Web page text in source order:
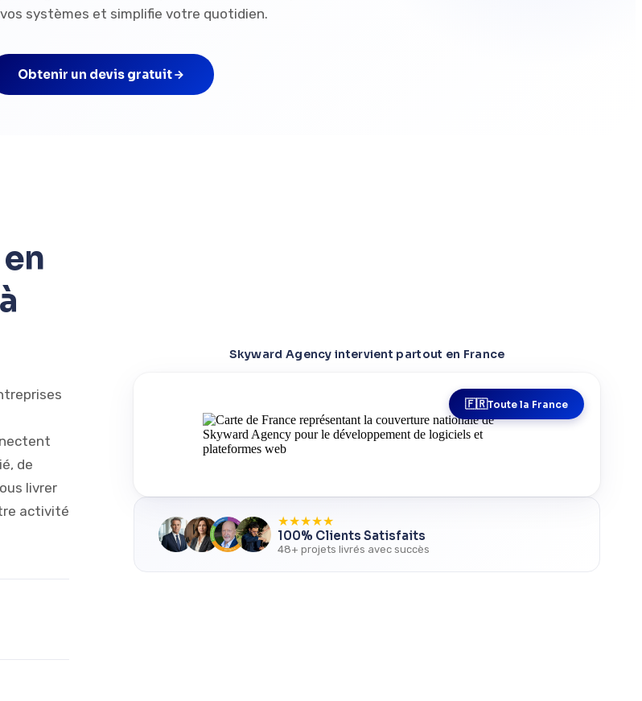
systèmes et simplifie votre quotidien.
Obtenir un devis gratuit
de
livrer
activité
Skyward Agency intervient partout en France
Toute la France
★★★★★
100% Clients Satisfaits
48+ projets livrés avec succès